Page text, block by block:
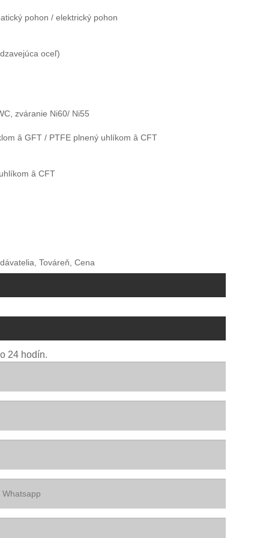
pohon / elektrický pohon
oceľ)
zváranie Ni60/ Ni55
â GFT / PTFE plnený uhlíkom â CFT
â CFT
Továreň, Cena
24 hodín.